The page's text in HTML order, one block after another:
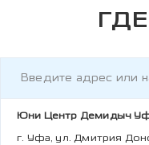
Юни Центр Демидыч
г. Уфа, ул. Дмитрия